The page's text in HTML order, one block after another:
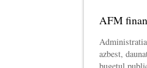
AFM
azbest,